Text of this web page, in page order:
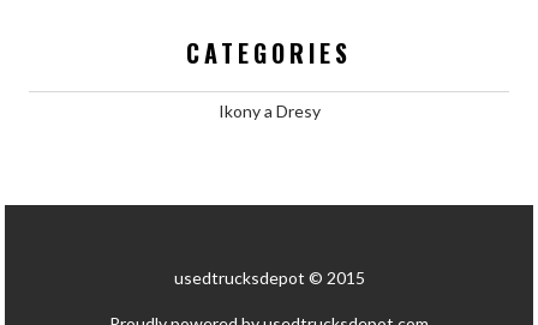
CATEGORIES
Ikony a Dresy
usedtrucksdepot © 2015